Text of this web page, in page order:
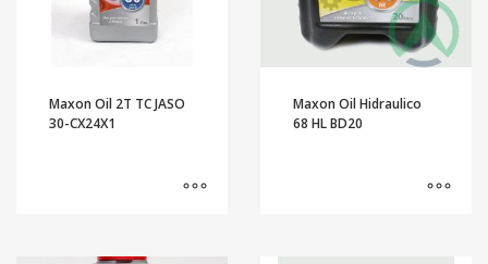
Maxon Oil 2T TC JASO
30-CX24X1
Maxon Oil Hidraulico
68 HL BD20